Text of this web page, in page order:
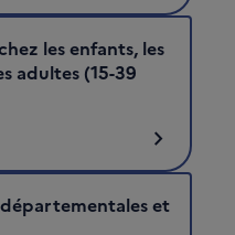
les enfants, les
adultes (15-39
chevron_right
et